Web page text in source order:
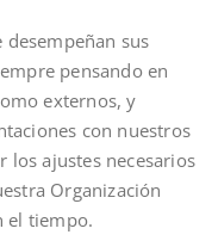
desempeñan sus
pensando en
externos, y
con nuestros
los ajustes necesarios
Organización
el tiempo.